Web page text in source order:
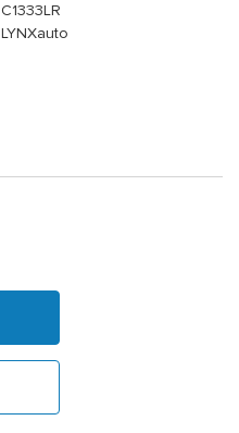
C1333LR
LYNXauto